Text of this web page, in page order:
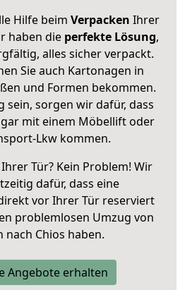
Hilfe beim Verpacken Ihrer
haben die perfekte Lösung,
alles sicher verpackt.
Sie auch Kartonagen in
und Formen bekommen.
sein, sorgen wir dafür, dass
mit einem Möbellift oder
Lkw kommen.
Tür? Kein Problem! Wir
dafür, dass eine
vor Ihrer Tür reserviert
problemlosen Umzug von
nach Chios haben.
Angebote erhalten